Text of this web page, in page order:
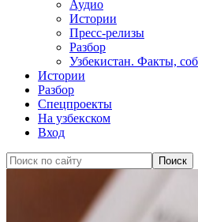
Аудио
Истории
Пресс-релизы
Разбор
Узбекистан. Факты,
Истории
Разбор
Спецпроекты
На узбекском
Вход